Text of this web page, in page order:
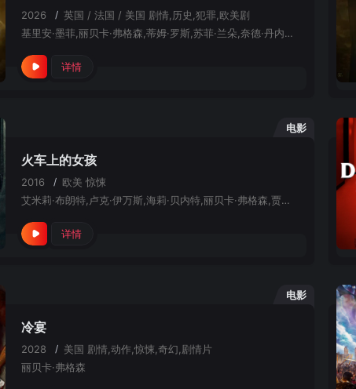
2026 / 英国 / 法国 / 美国 剧情,历史,犯罪,欧美剧
基里安·墨菲,丽贝卡·弗格森,蒂姆·罗斯,苏菲·兰朵,奈德·丹内利,派克·李,伊恩·佩克,杰伊·利库戈,巴里·基奥恩,斯蒂芬·格拉汉姆,萨米·乔纳斯·希尼,鲁比·阿什伯恩·瑟金斯,山姆·贝克-琼斯,卡斯珀·希尔顿-希勒,马丁·安格鲍尔,马克·威尔金森,托马斯·阿诺德,安迪·M·米利根,罗利·威尔逊,马克斯·凯文汉姆
详情
电影
火车上的女孩
2016 / 欧美 惊悚
艾米莉·布朗特,卢克·伊万斯,海莉·贝内特,丽贝卡·弗格森,贾斯汀·塞洛克斯,埃德加·拉米雷兹,艾莉森·珍妮,丽莎·库卓,达伦·戈德斯坦,罗斯·吉比,劳拉·普莱潘
详情
电影
冷宴
2028 / 美国 剧情,动作,惊悚,奇幻,剧情片
丽贝卡·弗格森